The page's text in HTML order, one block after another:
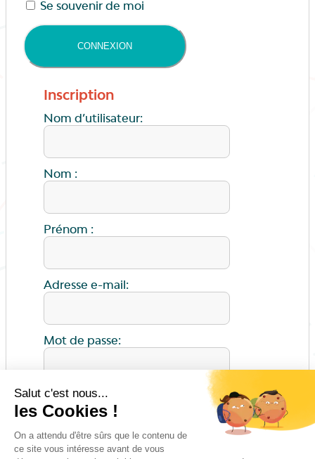
Se souvenir de moi
Inscription
Nom d’utilisateur:
Nom :
Prénom :
Adresse e-mail:
Mot de passe: